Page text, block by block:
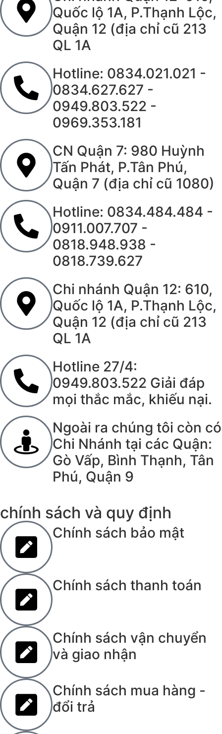
Quốc lộ 1A, P.Thạnh Lộc,
Quận 12 (địa chỉ cũ 213
QL 1A
Hotline: 0834.021.021 -
0834.627.627 -
0949.803.522 -
0969.353.181
CN Quận 7: 980 Huỳnh
Tấn Phát, P.Tân Phú,
Quận 7 (địa chỉ cũ 1080)
Hotline: 0834.484.484 -
0911.007.707 -
0818.948.938 -
0818.739.627
Chi nhánh Quận 12: 610,
Quốc lộ 1A, P.Thạnh Lộc,
Quận 12 (địa chỉ cũ 213
QL 1A
Hotline 27/4:
0949.803.522 Giải đáp
mọi thắc mắc, khiếu nại.
Ngoài ra chúng tôi còn có
Chi Nhánh tại các Quận:
Gò Vấp, Bình Thạnh, Tân
Phú, Quận 9
chính sách và quy định
Chính sách bảo mật
Chính sách thanh toán
Chính sách vận chuyển
và giao nhận
Chính sách mua hàng -
đổi trả